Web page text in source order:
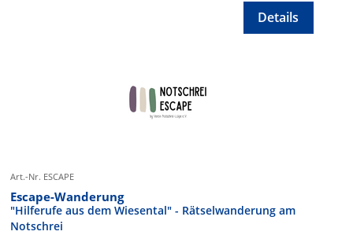
Details
Art.-Nr. ESCAPE
Escape-Wanderung
"Hilferufe aus dem Wiesental" - Rätselwanderung am
Notschrei